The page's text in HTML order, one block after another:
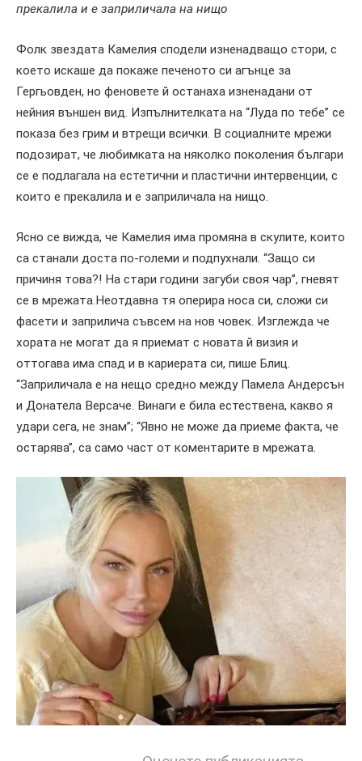
прекалила и е заприличала на нищо
Фолк звездата Камелия сподели изненадващо стори, с
което искаше да покаже печеното си агънце за
Гергьовден, но феновете й останаха изненадани от
нейния външен вид. Изпълнителката на “Луда по тебе” се
показа без грим и втрещи всички. В социалните мрежи
подозират, че любимката на няколко поколения българи
се е подлагала на естетични и пластични интервенции, с
които е прекалила и е заприличала на нищо.
Ясно се вижда, че Камелия има промяна в скулите, които
са станали доста по-големи и подпухнали. “Защо си
причиня това?! На стари години загуби своя чар”, гневят
се в мрежата.Неотдавна тя оперира носа си, сложи си
фасети и заприлича съвсем на нов човек. Изглежда че
хората не могат да я приемат с новата й визия и
оттогава има спад и в кариерата си, пише Блиц.
“Заприличала е на нещо средно между Памела Андерсън
и Донатела Версаче. Винаги е била естествена, какво я
удари сега, не знам”; “Явно не може да приеме факта, че
остарява”, са само част от коментарите в мрежата.